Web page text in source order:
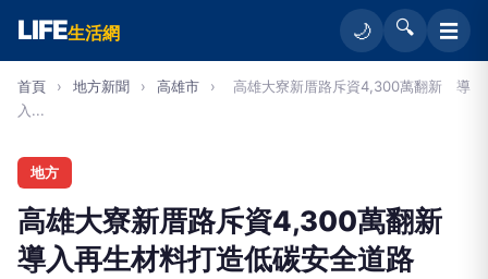
LIFE生活網 🌙 🔍 ☰
首頁 › 地方新聞 › 高雄市 ›
高雄大寮新厝路斥資4,300萬翻新 導
入...
地方
高雄大寮新厝路斥資4,300萬翻新
導入再生材料打造低碳安全道路